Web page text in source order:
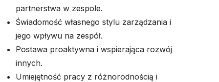
partnerstwa w zespole.
Świadomość własnego stylu zarządzania i
jego wpływu na zespół.
Postawa proaktywna i wspierająca rozwój
innych.
Umiejętność pracy z różnorodnością i